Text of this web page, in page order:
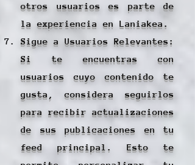
otros usuarios es parte de
la experiencia en Laniakea.
Sigue a Usuarios Relevantes:
Si te encuentras con
usuarios cuyo contenido te
gusta, considera seguirlos
para recibir actualizaciones
de sus publicaciones en tu
feed principal. Esto te